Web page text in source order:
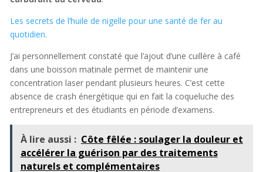
Les secrets de l’huile de nigelle pour une santé de fer au
quotidien.
J’ai personnellement constaté que l’ajout d’une cuillère à café
dans une boisson matinale permet de maintenir une
concentration laser pendant plusieurs heures. C’est cette
absence de crash énergétique qui en fait la coqueluche des
entrepreneurs et des étudiants en période d’examens.
À lire aussi : Côte fêlée : soulager la douleur et
accélérer la guérison par des traitements
naturels et complémentaires